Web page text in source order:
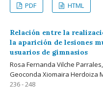
PDF
HTML
Relación entre la
la aparición de lesiones
usuarios de gimnasios
Rosa Fernanda Vilche
Geoconda Xiomaira Herdoiza
236 - 248